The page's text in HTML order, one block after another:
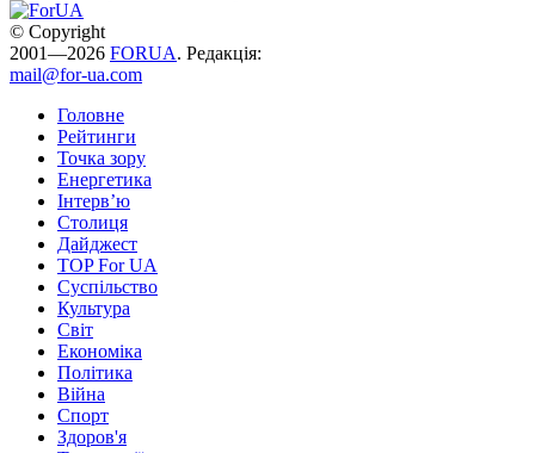
© Copyright
2001—2026 FORUA. Редакція:
mail@for-ua.com
Головне
Рейтинги
Точка зору
Енергетика
Інтерв’ю
Столиця
Дайджест
TOP For UA
Суспiльство
Культура
Світ
Економіка
Політика
Війна
Спорт
Здоров'я